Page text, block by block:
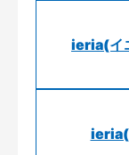
ieria(イ
ieria(